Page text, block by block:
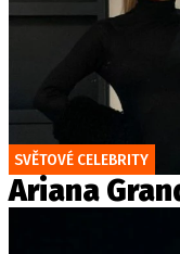
SVĚTOVÉ CELEBRITY
Ariana